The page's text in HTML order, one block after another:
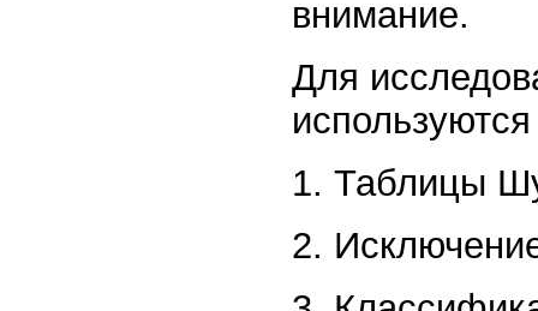
внимание.
Для
1. Таблицы
2.